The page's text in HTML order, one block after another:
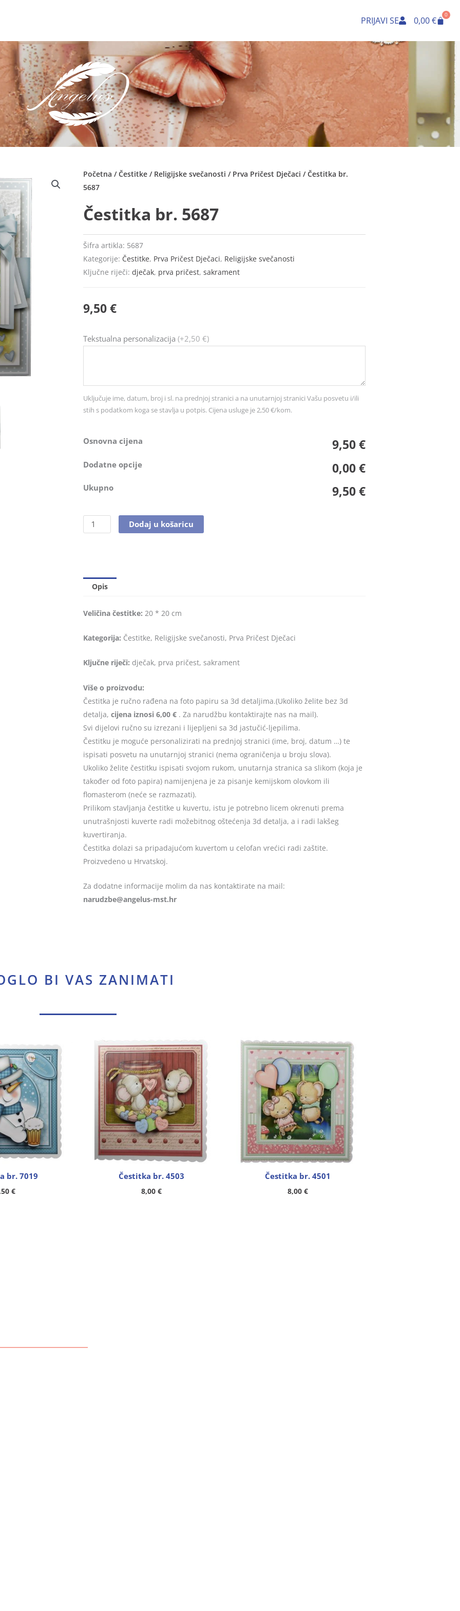
PRIJAVI SE 0,00€
0
Cart
Početna /Čestitke / Religijske svečanosti / Prva Pričest Dječaci / Čestitka br.
5687
Čestitka br. 5687
Šifra artikla: 5687
Kategorije: Čestitke, Prva Pričest Dječaci, Religijske svečanosti
Ključne riječi: dječak, prva pričest, sakrament
9,50€
Tekstualna personalizacija (+2,50 €)
Uključuje ime, datum, broj i sl. na prednjoj stranici a na unutarnjoj stranici Vašu posvetu i/ili
stih s podatkom koga se stavlja u potpis. Cijena usluge je 2,50 €/kom.
Osnovna cijena 9,50 €
Dodatne opcije 0,00 €
Ukupno 9,50 €
Čestitka
Dodaj u košaricu
Opis
Veličina čestitke: 20 * 20 cm
Kategorija: Čestitke, Religijske svečanosti, Prva Pričest Dječaci
Ključne riječi: dječak, prva pričest, sakrament
Više o proizvodu:
Čestitka je ručno rađena na foto papiru sa 3d detaljima.(Ukoliko želite bez 3d
detalja, cijena iznosi 6,00 € . Za narudžbu kontaktirajte nas na mail).
Svi dijelovi ručno su izrezani i lijepljeni sa 3d jastučić-ljepilima.
Čestitku je moguće personalizirati na prednjoj stranici (ime, broj, datum …) te
ispisati posvetu na unutarnjoj stranici (nema ograničenja u broju slova).
Ukoliko želite čestitku ispisati svojom rukom, unutarnja stranica sa slikom (koja je
također od foto papira) namijenjena je za pisanje kemijskom olovkom ili
flomasterom (neće se razmazati).
Prilikom stavljanja čestitke u kuvertu, istu je potrebno licem okrenuti prema
unutrašnjosti kuverte radi možebitnog oštećenja 3d detalja, a i radi lakšeg
kuvertiranja.
Čestitka dolazi sa pripadajućom kuvertom u celofan vrećici radi zaštite.
Proizvedeno u Hrvatskoj.
Za dodatne informacije molim da nas kontaktirate na mail:
rh.tsm-sulegna
@ebzduran
BI VAS ZANIMATI
br. 7019
€
Čestitka br. 4503
8,00 €
Čestitka br. 4501
8,00 €